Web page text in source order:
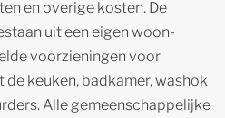
en overige kosten. De
uit een eigen woon-
voorzieningen voor
de keuken, badkamer, washok
Alle gemeenschappelijke